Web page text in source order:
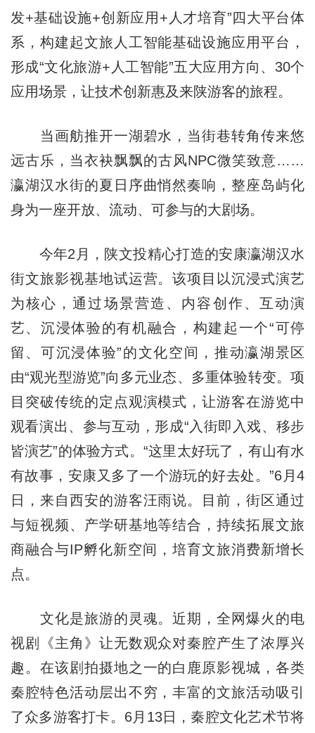
发+基础设施+创新应用+人才培育”四大平台体
系，构建起文旅人工智能基础设施应用平台，
形成“文化旅游+人工智能”五大应用方向、30个
应用场景，让技术创新惠及来陕游客的旅程。
当画舫推开一湖碧水，当街巷转角传来悠
远古乐，当衣袂飘飘的古风NPC微笑致意……
瀛湖汉水街的夏日序曲悄然奏响，整座岛屿化
身为一座开放、流动、可参与的大剧场。
今年2月，陕文投精心打造的安康瀛湖汉水
街文旅影视基地试运营。该项目以沉浸式演艺
为核心，通过场景营造、内容创作、互动演
艺、沉浸体验的有机融合，构建起一个“可停
留、可沉浸体验”的文化空间，推动瀛湖景区
由“观光型游览”向多元业态、多重体验转变。项
目突破传统的定点观演模式，让游客在游览中
观看演出、参与互动，形成“入街即入戏、移步
皆演艺”的体验方式。“这里太好玩了，有山有水
有故事，安康又多了一个游玩的好去处。”6月4
日，来自西安的游客汪雨说。目前，街区通过
与短视频、产学研基地等结合，持续拓展文旅
商融合与IP孵化新空间，培育文旅消费新增长
点。
文化是旅游的灵魂。近期，全网爆火的电
视剧《主角》让无数观众对秦腔产生了浓厚兴
趣。在该剧拍摄地之一的白鹿原影视城，各类
秦腔特色活动层出不穷，丰富的文旅活动吸引
了众多游客打卡。6月13日，秦腔文化艺术节将